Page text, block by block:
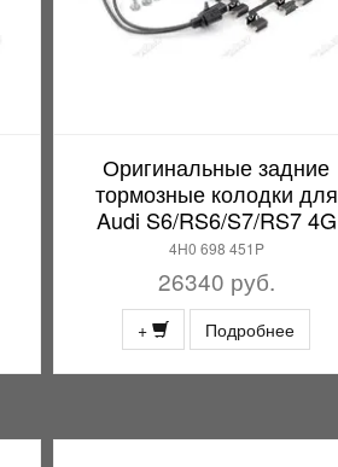
Оригинальные задние
тормозные колодки для
Audi S6/RS6/S7/RS7 4G
4H0 698 451P
26340 руб.
+ Подробнее